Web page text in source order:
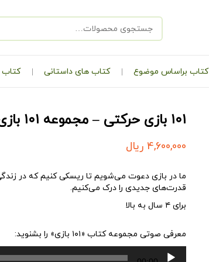
کتاب براساس موضوع کتاب های داستانی کتاب
۱۰۱ بازی حرکتی – مجموعه ۱۰۱ بازی
4,600,000 ریال
ما در بازی دعوت می‌شویم تا ریسکی کنیم که در
قدرت‌های جدیدی را درک می‌کنیم.
برای ۴ سال به بالا
معرفی صوتی مجموعه کتاب «۱۰۱ بازی» را بشنوید:
پخش‌کننده